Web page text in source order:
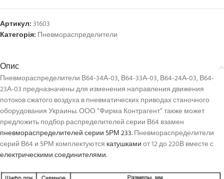
Артикул:31603
Категорія: Пневмораспределители
Опис
Пневмораспределители В64-34А-03, В64-33А-03, В64-24А-03, В64-
23А-03 предназначены для изменения направления движения
потоков сжатого воздуха в пневматических приводах станочного
оборудования Украины. ООО “Фирма Контрагент” также может
предложить подбор распределителей серии В64 взамен
пневмораспределителей серии 5РМ 233.Пневмораспределители
серий В64 и 5РМ комплектуются катушкамиот 12 до 220В вместе с
електрическими соединителями.